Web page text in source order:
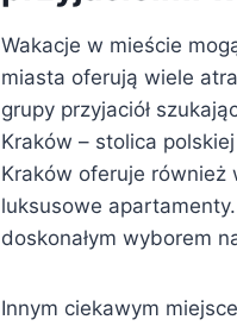
Wakacje w mieście
miasta oferują wiele
grupy przyjaciół
Kraków – stolica
Kraków oferuje również
luksusowe
doskonałym wyborem
Innym ciekawym